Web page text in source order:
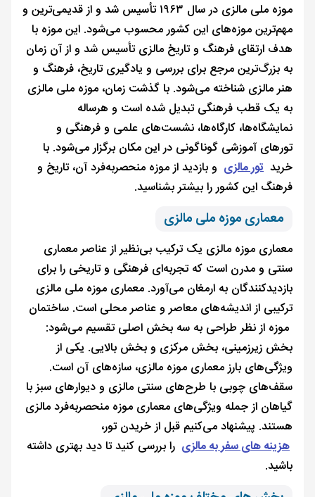
موزه ملی مالزی در سال ۱۹۶۳ تأسیس شد و از قدیمی‌ترین و
مهم‌ترین موزه‌های این کشور محسوب می‌شود. این موزه با
هدف ارتقای فرهنگ و تاریخ مالزی تأسیس شد و از آن زمان
به بزرگ‌ترین مرجع برای بررسی و یادگیری تاریخ، فرهنگ و
هنر مالزی شناخته می‌شود. با گذشت زمان، موزه ملی مالزی
به یک قطب فرهنگی تبدیل شده است و هرساله
نمایشگاه‌ها، کارگاه‌ها، نشست‌های علمی و فرهنگی و
تورهای آموزشی گوناگونی در این مکان برگزار می‌شود. با
خرید تور مالزی و بازدید از موزه منحصربه‌فرد آن، تاریخ و
فرهنگ این کشور را بیشتر بشناسید.
معماری موزه ملی مالزی
معماری موزه مالزی یک ترکیب بی‌نظیر از عناصر معماری
سنتی و مدرن است که تجربه‌ای فرهنگی و تاریخی را برای
بازدیدکنندگان به ارمغان می‌آورد. معماری موزه ملی مالزی
ترکیبی از اندیشه‌های معاصر و عناصر محلی است. ساختمان
موزه از نظر طراحی به سه بخش اصلی تقسیم می‌شود:
بخش زیرزمینی، بخش مرکزی و بخش بالایی. یکی از
ویژگی‌های بارز معماری موزه مالزی، سازه‌های آن است.
سقف‌های چوبی با طرح‌های سنتی مالزی و دیوارهای سبز با
گیاهان از جمله ویژگی‌های معماری موزه منحصربه‌فرد مالزی
هستند. پیشنهاد می‌کنیم قبل از خریدن تور،
هزینه های سفر به مالزی را بررسی کنید تا دید بهتری داشته
باشید.